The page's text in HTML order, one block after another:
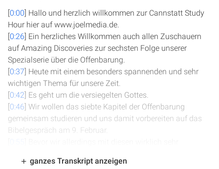
[0:00] Hallo und herzlich willkommen zur Cannstatt Study
Hour hier auf www.joelmedia.de.
[0:26] Ein herzliches Willkommen auch allen Zuschauern
auf Amazing Discoveries zur sechsten Folge unserer
Spezialserie über die Offenbarung.
[0:37] Heute mit einem besonders spannenden und sehr
wichtigen Thema für unsere Zeit.
[0:42] Es geht um die versiegelten Gottes.
[0:46] Wir wollen das siebte Kapitel der Offenbarung
gemeinsam studieren und uns damit vorbereiten auf das
Bibelgespräch am 9. Februar.
einladen, an uns und in uns zu wirken.
ganzes Transkript anzeigen